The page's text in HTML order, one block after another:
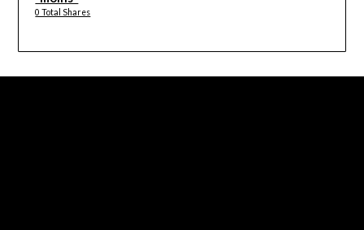
0 Total Shares